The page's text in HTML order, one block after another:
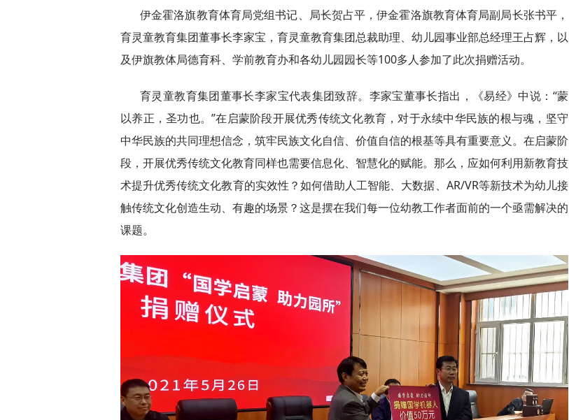
伊金霍洛旗教育体育局党组书记、局长贺占平，伊金霍洛旗教育体育局副局长张书平，
育灵童教育集团董事长李家宝，育灵童教育集团总裁助理、幼儿园事业部总经理王占辉，以
及伊旗教体局德育科、学前教育办和各幼儿园园长等100多人参加了此次捐赠活动。
育灵童教育集团董事长李家宝代表集团致辞。李家宝董事长指出，《易经》中说：“蒙
以养正，圣功也。”在启蒙阶段开展优秀传统文化教育，对于永续中华民族的根与魂，坚守
中华民族的共同理想信念，筑牢民族文化自信、价值自信的根基等具有重要意义。在启蒙阶
段，开展优秀传统文化教育同样也需要信息化、智慧化的赋能。那么，应如何利用新教育技
术提升优秀传统文化教育的实效性？如何借助人工智能、大数据、AR/VR等新技术为幼儿接
触传统文化创造生动、有趣的场景？这是摆在我们每一位幼教工作者面前的一个亟需解决的
课题。